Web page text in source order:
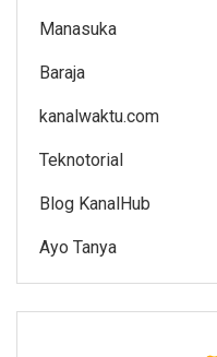
Manasuka
Baraja
kanalwaktu.com
Teknotorial
Blog KanalHub
Ayo Tanya